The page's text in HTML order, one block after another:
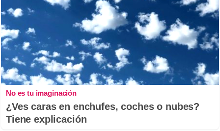
No es tu imaginación
¿Ves caras en enchufes, coches o nubes?
Tiene explicación